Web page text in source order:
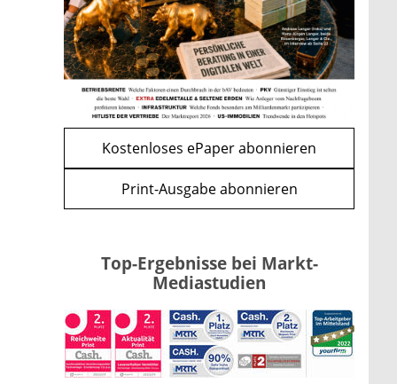
WEITERE ARTIKEL
zurückweiter
und CLARITY Act geben die
Richtung vor
mehr
Kostenloses ePaper abonnieren
Print-Ausgabe abonnieren
Top-Ergebnisse bei Markt-
Mediastudien